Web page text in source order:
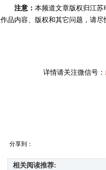
注意： 本频道文章版权归江苏
作品内容、版权和其它问题，请
详情请关注微信号：
分享到：
相关阅读推荐: